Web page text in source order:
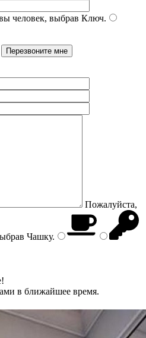
человек, выбрав Ключ.
Пожалуйста,
Чашку.
в ближайшее время.